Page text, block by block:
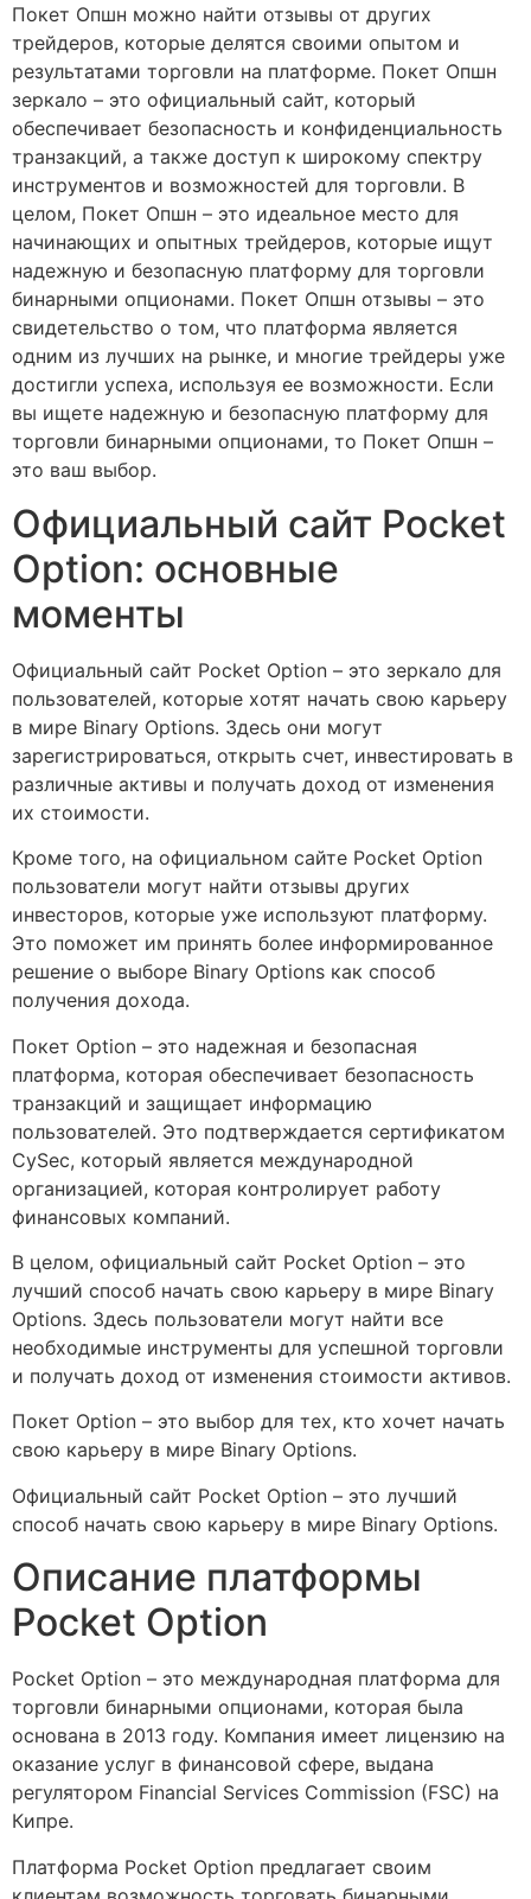
Покет Опшн можно найти отзывы от других
трейдеров, которые делятся своими опытом и
результатами торговли на платформе. Покет Опшн
зеркало – это официальный сайт, который
обеспечивает безопасность и конфиденциальность
транзакций, а также доступ к широкому спектру
инструментов и возможностей для торговли. В
целом, Покет Опшн – это идеальное место для
начинающих и опытных трейдеров, которые ищут
надежную и безопасную платформу для торговли
бинарными опционами. Покет Опшн отзывы – это
свидетельство о том, что платформа является
одним из лучших на рынке, и многие трейдеры уже
достигли успеха, используя ее возможности. Если
вы ищете надежную и безопасную платформу для
торговли бинарными опционами, то Покет Опшн –
это ваш выбор.
Официальный сайт Pocket
Option: основные
моменты
Официальный сайт Pocket Option – это зеркало для
пользователей, которые хотят начать свою карьеру
в мире Binary Options. Здесь они могут
зарегистрироваться, открыть счет, инвестировать в
различные активы и получать доход от изменения
их стоимости.
Кроме того, на официальном сайте Pocket Option
пользователи могут найти отзывы других
инвесторов, которые уже используют платформу.
Это поможет им принять более информированное
решение о выборе Binary Options как способ
получения дохода.
Покет Option – это надежная и безопасная
платформа, которая обеспечивает безопасность
транзакций и защищает информацию
пользователей. Это подтверждается сертификатом
CySec, который является международной
организацией, которая контролирует работу
финансовых компаний.
В целом, официальный сайт Pocket Option – это
лучший способ начать свою карьеру в мире Binary
Options. Здесь пользователи могут найти все
необходимые инструменты для успешной торговли
и получать доход от изменения стоимости активов.
Покет Option – это выбор для тех, кто хочет начать
свою карьеру в мире Binary Options.
Официальный сайт Pocket Option – это лучший
способ начать свою карьеру в мире Binary Options.
Описание платформы
Pocket Option
Pocket Option – это международная платформа для
торговли бинарными опционами, которая была
основана в 2013 году. Компания имеет лицензию на
оказание услуг в финансовой сфере, выдана
регулятором Financial Services Commission (FSC) на
Кипре.
Платформа Pocket Option предлагает своим